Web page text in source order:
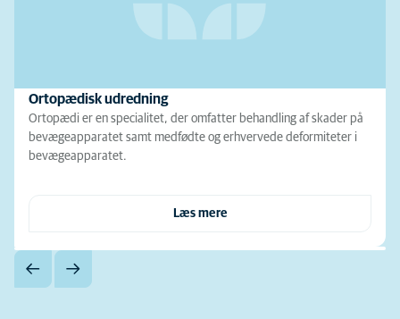
Ortopædisk udredning
Ortopædi er en specialitet, der omfatter behandling af skader på
bevægeapparatet samt medfødte og erhvervede deformiteter i
bevægeapparatet.
Læs mere